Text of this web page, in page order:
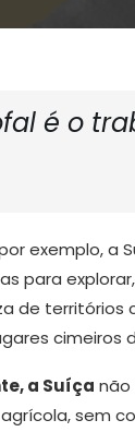
é o
exemplo, a
para
de territórios
cimeiros
a Suíça não
sem